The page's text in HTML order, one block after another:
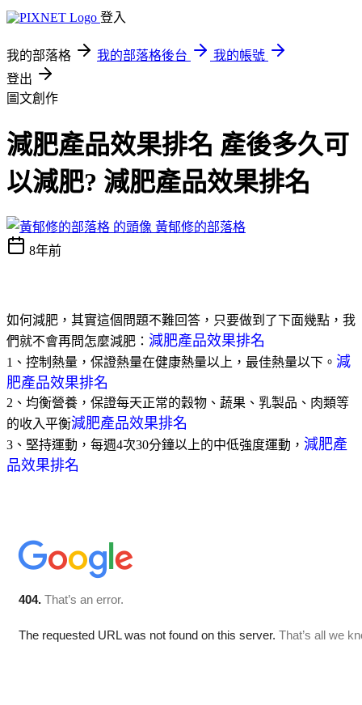
登入
我的部落格 我的部落格後台
我的帳號
登出
圖文創作
減肥產品效果排名 產後多久可
以減肥? 減肥產品效果排名
黃郁修的部落格
8年前
如何減肥，其實這個問題不難回答，只要做到了下面幾點，我
們就不會再問怎麼減肥： 減肥產品效果排名
1、控制熱量，保證熱量在健康熱量以上，最佳熱量以下。 減
肥產品效果排名
2、均衡營養，保證每天正常的穀物、蔬果、乳製品、肉類等
的收入平衡減肥產品效果排名
3、堅持運動，每週4次30分鐘以上的中低強度運動， 減肥產
品效果排名